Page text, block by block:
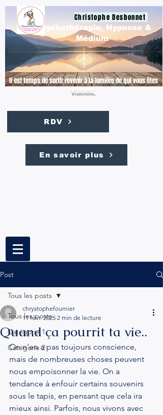
Christophe Desbonnet
Il est temps de sortir revenir à la lumière de qui vous êtes
vraiment.
Psychothérapie, Hypnose &
Médium
RDV
En savoir plus
Post
Tous les posts
Catégorie 1
Catégorie 2
Tous les posts
Quand ça pourrit ta vie..
chrystophefournier
11 févr. 2025 2 min de lecture
On n’en a pas toujours conscience,
mais de nombreuses choses peuvent
nous empoisonner la vie. On a
tendance à enfouir certains souvenirs
sous le tapis, en pensant que cela ira
mieux ainsi. Parfois, nous vivons avec